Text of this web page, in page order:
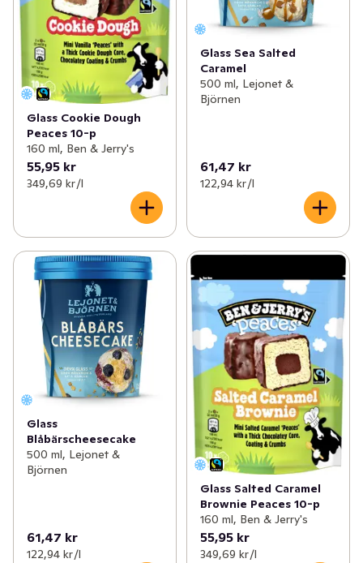
Glass Cookie Dough
Peaces 10-p
160 ml, Ben & Jerry's
55,95 kr
349,69 kr /l
Glass Sea Salted
Caramel
500 ml, Lejonet &
Björnen
61,47 kr
122,94 kr /l
Glass
Blåbärscheesecake
500 ml, Lejonet &
Björnen
61,47 kr
122,94 kr /l
Glass Salted Caramel
Brownie Peaces 10-p
160 ml, Ben & Jerry's
55,95 kr
349,69 kr /l